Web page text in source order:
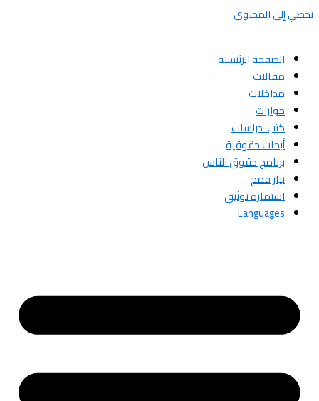
تخطي إلى المحتوى
الصفحة الرئيسية
مقالات
مداخلات
حوارات
كتب-دراسات
أبحاث حقوقية
برنامج حقوق الناس
تيار قمح
استمارة توثيق
Languages